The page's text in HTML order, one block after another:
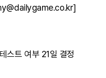
스트 여부 21일 결정